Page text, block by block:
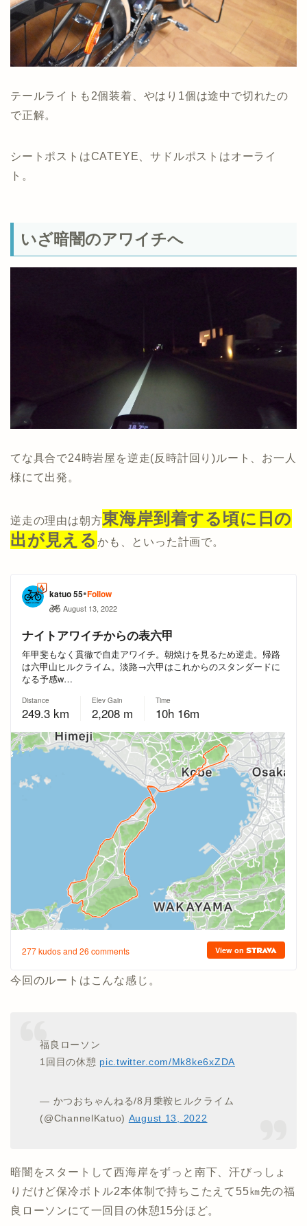
テールライトも2個装着、やはり1個は途中で切れたの
で正解。
シートポストはCATEYE、サドルポストはオーライ
ト。
いざ暗闇のアワイチへ
てな具合で24時岩屋を逆走(反時計回り)ルート、お一人
様にて出発。
逆走の理由は朝方東海岸到着する頃に日の
出が見える かも、といった計画で。
今回のルートはこんな感じ。
福良ローソン
1回目の休憩 pic.twitter.com/Mk8ke6xZDA
— かつおちゃんねる/8月乗鞍ヒルクライム
(@ChannelKatuo) August 13, 2022
暗闇をスタートして西海岸をずっと南下、汗びっしょ
りだけど保冷ボトル2本体制で持ちこたえて55㎞先の福
良ローソンにて一回目の休憩15分ほど。